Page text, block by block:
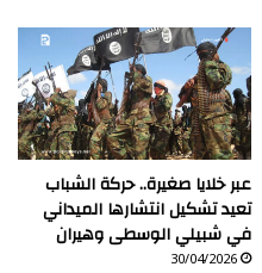
عبر خلايا صغيرة.. حركة الشباب
تعيد تشكيل انتشارها الميداني
في شبيلي الوسطى وهيران
30/04/2026